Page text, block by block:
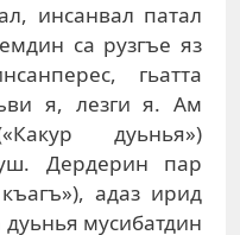
инсанвал патал
са рузгъе яз
гьатта
я, лезги я. Ам
дуьнья»)
Дердерин пар
адаз ирид
мусибатдин